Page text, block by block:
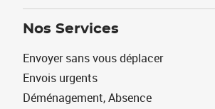
Nos Services
Envoyer sans vous déplacer
Envois urgents
Déménagement, Absence